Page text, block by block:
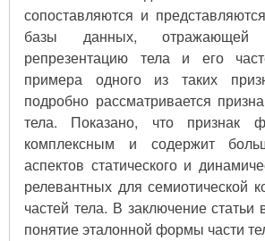
сопоставляются и
базы данных, отражающей
репрезентацию тела и его
примера одного из таких
подробно рассматривается
тела. Показано, что признак
комплексным и содержит
аспектов статического и
релевантных для семиотической
частей тела. В заключение статьи
понятие эталонной формы части